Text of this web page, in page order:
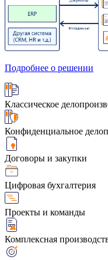
Подробнее о решении
Классическое
Конфиденциальное
Договоры и закупки
Цифровая бухгалтерия
Проекты и команды
Комплексная